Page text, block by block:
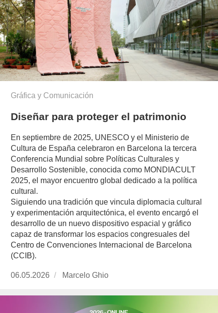
Gráfica y Comunicación
Diseñar para proteger el patrimonio
En septiembre de 2025, UNESCO y el Ministerio de
Cultura de España celebraron en Barcelona la tercera
Conferencia Mundial sobre Políticas Culturales y
Desarrollo Sostenible, conocida como MONDIACULT
2025, el mayor encuentro global dedicado a la política
cultural.
Siguiendo una tradición que vincula diplomacia cultural
y experimentación arquitectónica, el evento encargó el
desarrollo de un nuevo dispositivo espacial y gráfico
capaz de transformar los espacios congresuales del
Centro de Convenciones Internacional de Barcelona
(CCIB).
Publicado
06.05.2026
https://www.experimenta.es/author/marcelo-
Marcelo Ghio